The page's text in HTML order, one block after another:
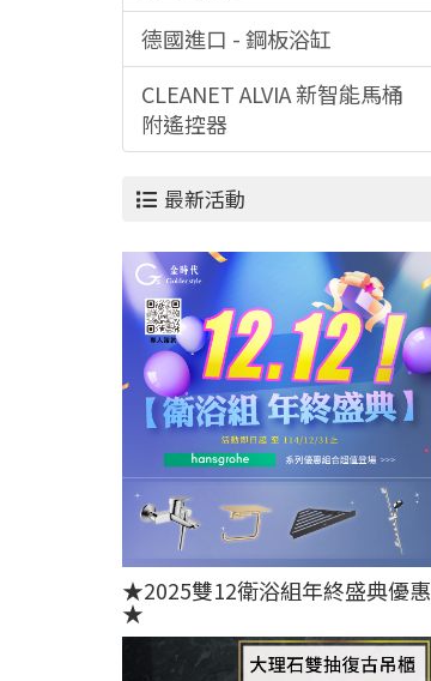
德國進口 - 鋼板浴缸
CLEANET ALVIA 新智能馬桶
附遙控器
最新活動
★2025雙12衛浴組年終盛典優惠
★